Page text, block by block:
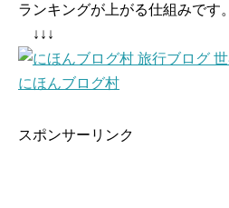
ランキングが上がる仕組みです。
↓↓↓
にほんブログ村
スポンサーリンク